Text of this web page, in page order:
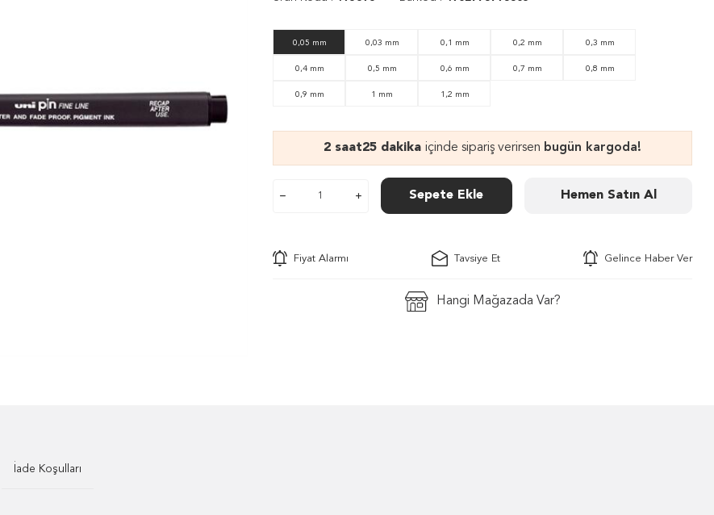
0,05 mm 0,03 mm 0,1 mm 0,2 mm 0,3 mm
0,4 mm 0,5 mm 0,6 mm 0,7 mm 0,8 mm
0,9 mm 1 mm 1,2 mm
2 saat25 dakika içinde sipariş verirsen bugün kargoda!
Sepete Ekle Hemen Satın Al
Fiyat Alarmı Tavsiye Et Gelince Haber Ver
Hangi Mağazada Var?
İade Koşulları